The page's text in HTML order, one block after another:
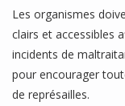
Les organismes
clairs et accessibles
incidents de
pour encourager
de représailles.